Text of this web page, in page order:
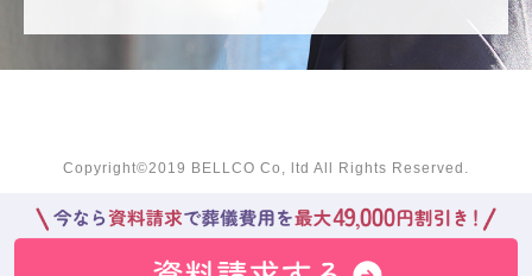
Copyright©2019 BELLCO Co, ltd All Rights Reserved.